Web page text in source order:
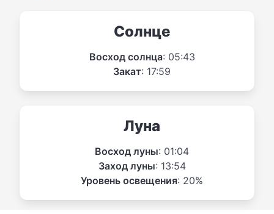
Солнце
Восход солнца: 05:43
Закат: 17:59
Луна
Восход луны: 01:04
Заход луны: 13:54
Уровень освещения: 20%